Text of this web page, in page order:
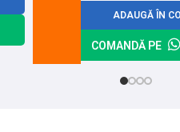
ADAUGĂ ÎN
COMANDĂ PE